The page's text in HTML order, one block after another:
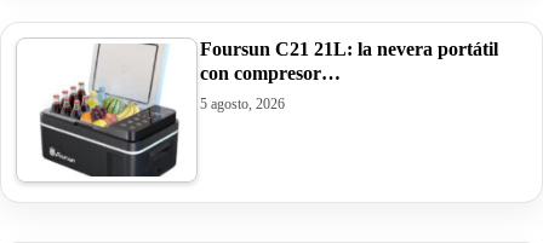
Foursun C21 21L: la nevera portátil
con compresor…
5 agosto, 2026